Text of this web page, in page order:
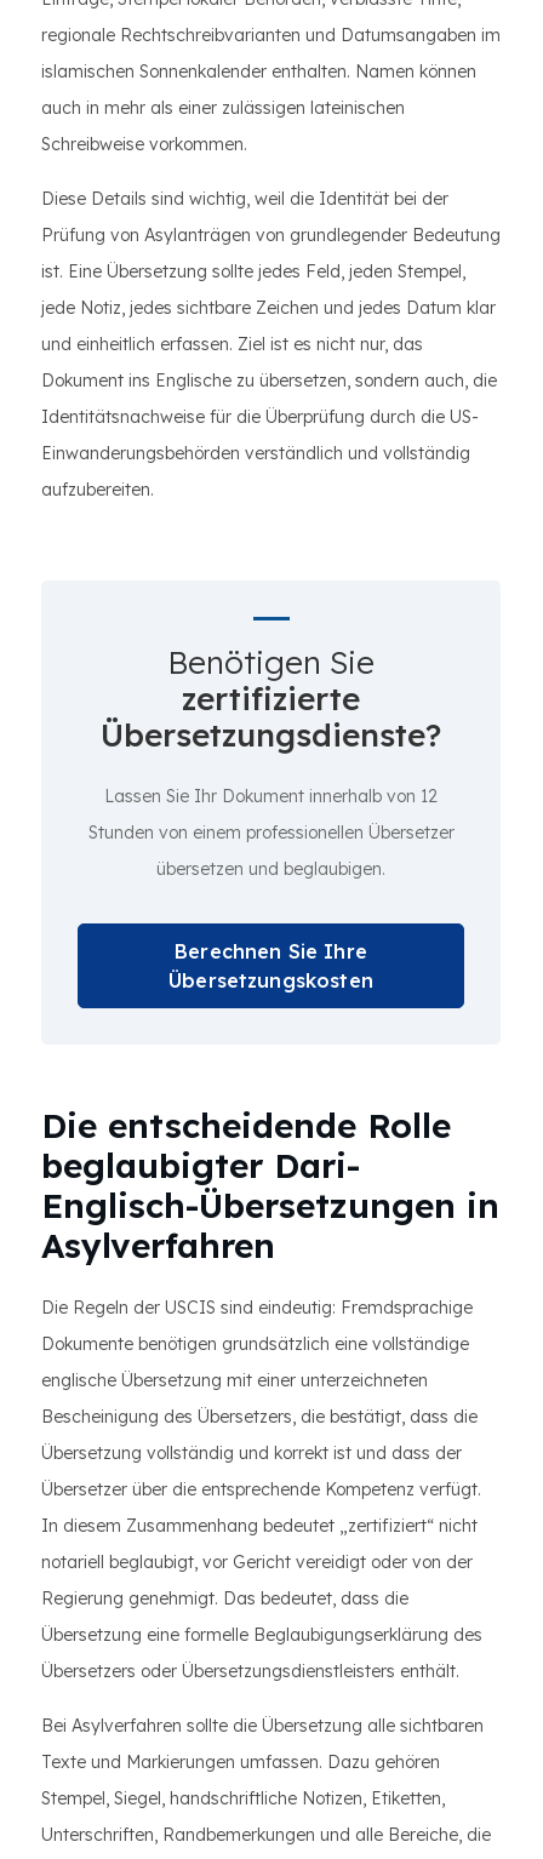
regionale Rechtschreibvarianten und Datumsangaben im
islamischen Sonnenkalender enthalten. Namen können
auch in mehr als einer zulässigen lateinischen
Schreibweise vorkommen.
Diese Details sind wichtig, weil die Identität bei der
Prüfung von Asylanträgen von grundlegender Bedeutung
ist. Eine Übersetzung sollte jedes Feld, jeden Stempel,
jede Notiz, jedes sichtbare Zeichen und jedes Datum klar
und einheitlich erfassen. Ziel ist es nicht nur, das
Dokument ins Englische zu übersetzen, sondern auch, die
Identitätsnachweise für die Überprüfung durch die US-
Einwanderungsbehörden verständlich und vollständig
aufzubereiten.
Benötigen Sie
zertifizierte
Übersetzungsdienste?
Lassen Sie Ihr Dokument innerhalb von 12
Stunden von einem professionellen Übersetzer
übersetzen und beglaubigen.
Berechnen Sie Ihre
Übersetzungskosten
Die entscheidende Rolle
beglaubigter Dari-
Englisch-Übersetzungen in
Asylverfahren
Die Regeln der USCIS sind eindeutig: Fremdsprachige
Dokumente benötigen grundsätzlich eine vollständige
englische Übersetzung mit einer unterzeichneten
Bescheinigung des Übersetzers, die bestätigt, dass die
Übersetzung vollständig und korrekt ist und dass der
Übersetzer über die entsprechende Kompetenz verfügt.
In diesem Zusammenhang bedeutet „zertifiziert“ nicht
notariell beglaubigt, vor Gericht vereidigt oder von der
Regierung genehmigt. Das bedeutet, dass die
Übersetzung eine formelle Beglaubigungserklärung des
Übersetzers oder Übersetzungsdienstleisters enthält.
Bei Asylverfahren sollte die Übersetzung alle sichtbaren
Texte und Markierungen umfassen. Dazu gehören
Stempel, Siegel, handschriftliche Notizen, Etiketten,
Unterschriften, Randbemerkungen und alle Bereiche, die